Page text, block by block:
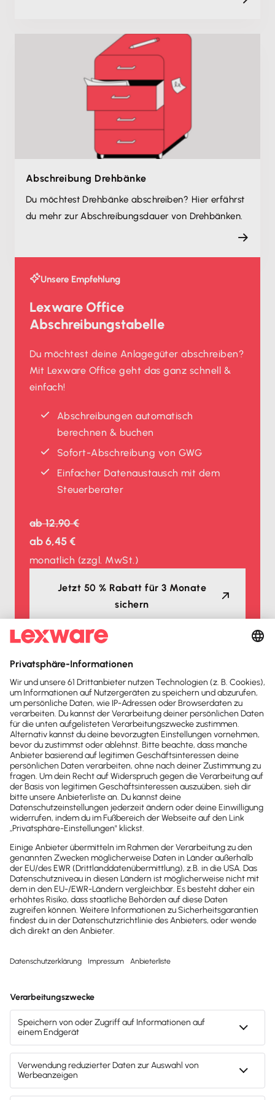
Abschreibung Drehbänke
Du möchtest Drehbänke abschreiben? Hier erfährst
du mehr zur Abschreibungsdauer von Drehbänken.
Unsere Empfehlung
Lexware Office
Abschreibungstabelle
Du möchtest deine Anlagegüter abschreiben?
Mit Lexware Office geht das ganz schnell &
einfach!
Abschreibungen automatisch
berechnen & buchen
Sofort-Abschreibung von GWG
Einfacher Datenaustausch mit dem
Steuerberater
ab12,90 €
ab6,45 €
monatlich (zzgl. MwSt.)
Jetzt 50 % Rabatt für 3 Monate
sichern
Auszeichnungen
Lexware Office ist mehrfacher
Testsieger
2026
Buchhaltungssoftware
Testsieger
2025
Buchhaltungssoftware
Testsieger
2025
Testsieger Testsieger
2022
Testsieger
2025
Mach's dir leicht und gib deinem Business den